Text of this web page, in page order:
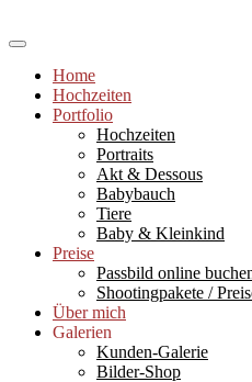
to
Sabine Kast
Hochzeitsfotograf Ludwigshafen
Einzelcoachings für Fotografie
Ludwigshafen
Home
Hochzeiten
Portfolio
Hochzeiten
Portraits
Akt & Dessous
Babybauch
Tiere
Baby & Kleinkind
Preise
Passbild online
Shootingpakete /
Über mich
Galerien
Kunden-Galerie
Bilder-Shop